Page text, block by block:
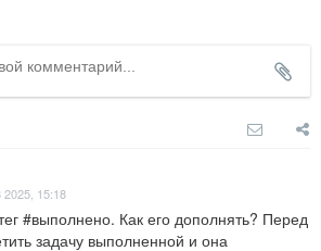
2025, 15:18
#выполнено. Как его дополнять? Перед
задачу выполненной и она